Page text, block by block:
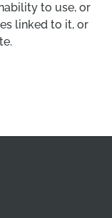
to use, or
linked to it, or